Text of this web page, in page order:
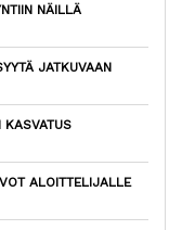
NÄILLÄ
JATKUVAAN
KASVATUS
ALOITTELIJALLE